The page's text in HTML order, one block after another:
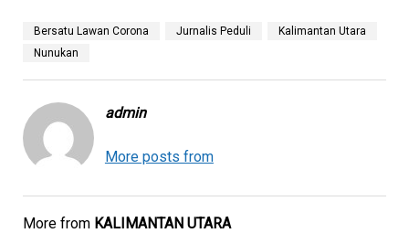
Bersatu Lawan Corona Jurnalis Peduli
Kalimantan Utara
Nunukan
admin
More posts from
More from KALIMANTAN UTARA